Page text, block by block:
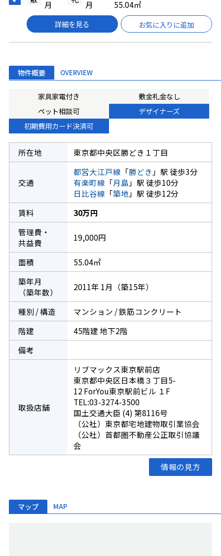
月
月
55.04㎡
詳細を見る お気に入りに追加
物件概要 OVERVIEW
家具家電付き
敷金礼金なし
ペット相談可
デザイナーズ
初期費用カード決済可
所在地 東京都中央区勝どき１丁目
交通
都営大江戸線 「勝どき 」駅 徒歩3分
有楽町線 「月島 」駅 徒歩10分
日比谷線 「築地 」駅 徒歩12分
賃料
30万円
管理費・
共益費
19,000円
面積
55.04㎡
築年月
（築年数）
2011年 1月（築15年）
種別 / 構造
マンション / 鉄筋コンクリート
階建
45階建 地下2階
備考
取扱店舗
リブマックス東京駅前店
東京都中央区日本橋３丁目5-
12 ForYou東京駅前ビル １F
TEL:03-3274-3500
国土交通大臣 (4) 第8116号
（公社）東京都宅地建物取引業協会
（公社）首都圏不動産公正取引協議
会
情報の見方
マップ MAP